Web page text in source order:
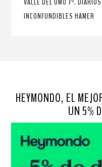
INCONFUNDIBLES HAMER
HEYMONDO, EL
UN 5%